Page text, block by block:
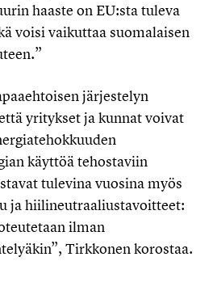
haaste on EU:sta tuleva
voisi vaikuttaa suomalaisen
järjestelyn
yritykset ja kunnat voivat
käyttöä tehostaviin
tulevina vuosina myös
ja hiilineutraaliustavoitteet:
ilman
Tirkkonen korostaa.